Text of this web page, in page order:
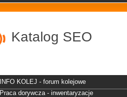
Katalog SEO
INFO KOLEJ - forum kolejowe
Praca dorywcza - inwentaryzacje